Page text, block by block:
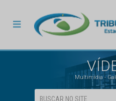
Multimídia -